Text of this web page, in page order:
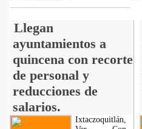
Llegan
ayuntamientos a
quincena con recorte
de personal y
reducciones de
salarios.
Ixtaczoquitlán,